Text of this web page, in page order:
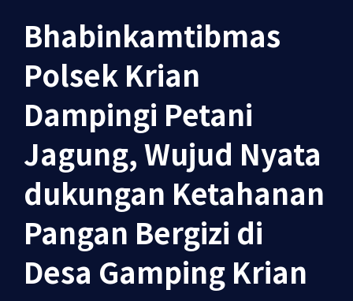
Bhabinkamtibmas
Polsek Krian
Dampingi Petani
Jagung, Wujud Nyata
dukungan Ketahanan
Pangan Bergizi di
Desa Gamping Krian